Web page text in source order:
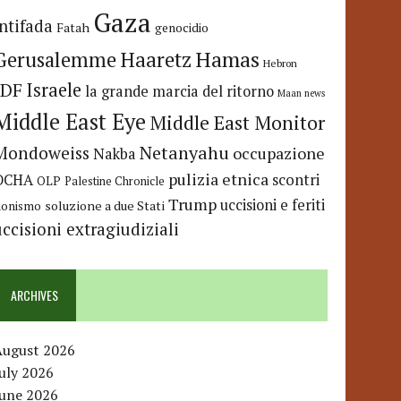
Fatah Gaza genocidio
HaaretzHamas Hebron
Israele la grande marcia del ritorno Maan news
East Eye Middle East Monitor
Nakba Netanyahu occupazione
OLP Palestine Chronicle pulizia etnica scontri
soluzione a due Stati Trumpuccisioni e feriti
extragiudiziali
ARCHIVES
2026
2026
2026